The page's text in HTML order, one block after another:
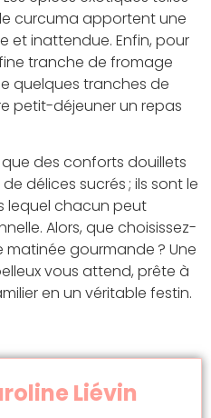
curcuma apportent une
et inattendue. Enfin, pour
tranche de fromage
quelques tranches de
petit-déjeuner un repas
des conforts douillets
délices sucrés ; ils sont le
lequel chacun peut
Alors, que choisissez-
gourmande ? Une
vous attend, prête à
en un véritable festin.
Liévin